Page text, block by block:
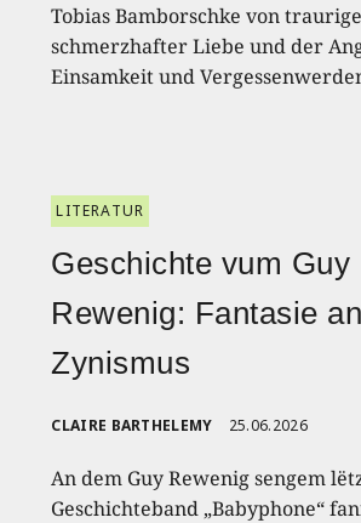
Tobias Bamborschke von
schmerzhafter Liebe und der
Einsamkeit und
LITERATUR
Geschichte vum Guy
Rewenig: Fantasie an
Zynismus
CLAIRE BARTHELEMY 25.06.2026
An dem Guy Rewenig sengem
Geschichteband „Babyphone“